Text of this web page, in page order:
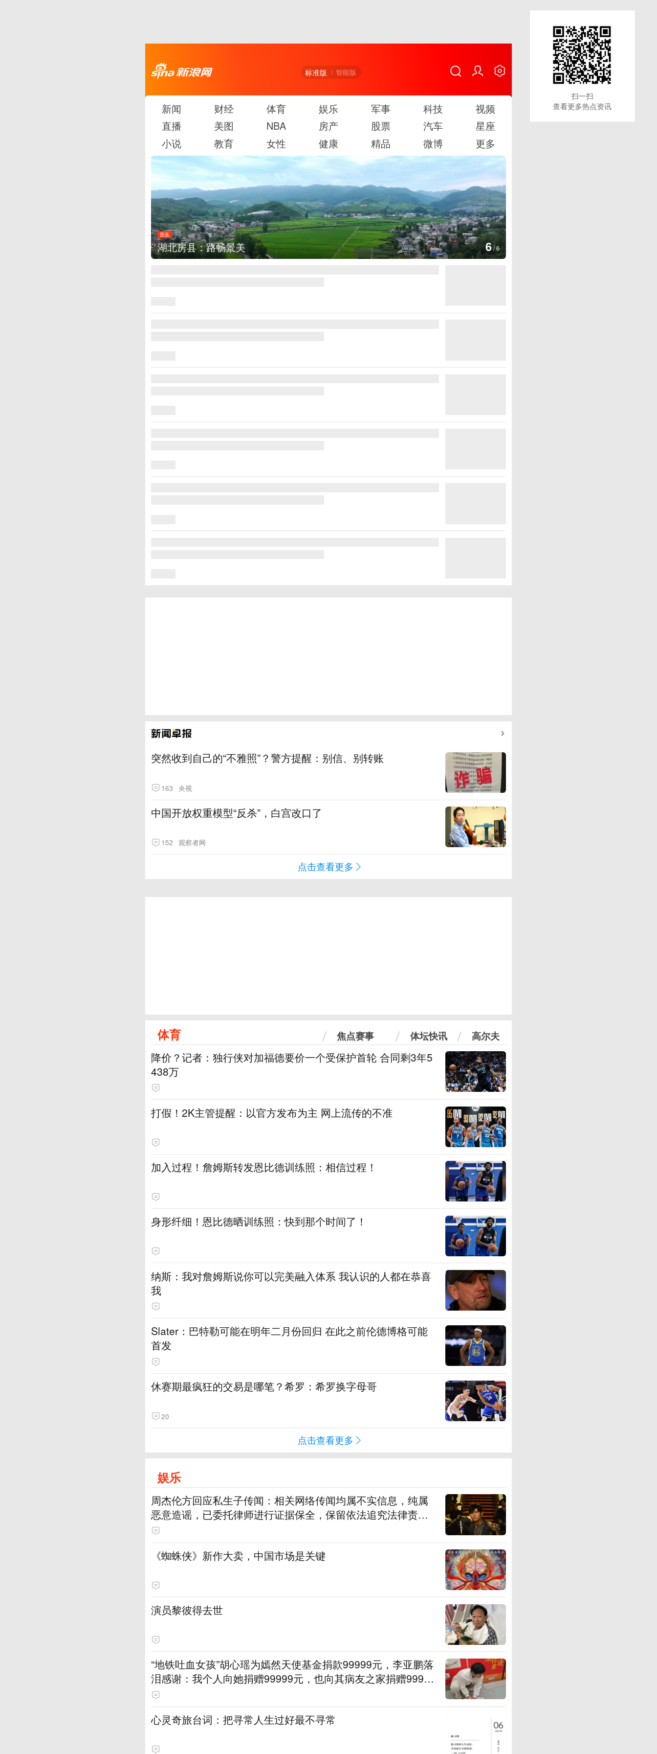
标准版 智能版
新闻 财经 体育 娱乐 军事 科技
视频
直播
美图 NBA 房产 股票 汽车
星座
小说
教育 女性 健康 精品 微博 更多
图集
德国：巴特施瓦尔巴赫森林野火 1/6
突然收到自己的“不雅照”？警方提醒：别信、别转账
163 央视
中国开放权重模型“反杀”，白宫改口了
152 观察者网
点击查看更多
体育 焦点赛事 体坛快讯 高尔夫
降价？记者：独行侠对加福德要价一个受保护首轮 合同剩3年5
438万
打假！2K主管提醒：以官方发布为主 网上流传的不准
加入过程！詹姆斯转发恩比德训练照：相信过程！
身形纤细！恩比德晒训练照：快到那个时间了！
纳斯：我对詹姆斯说你可以完美融入体系 我认识的人都在恭喜
我
Slater：巴特勒可能在明年二月份回归 在此之前伦德博格可能
首发
休赛期最疯狂的交易是哪笔？希罗：希罗换字母哥
20
点击查看更多
娱乐
周杰伦方回应私生子传闻：相关网络传闻均属不实信息，纯属
恶意造谣，已委托律师进行证据保全，保留依法追究法律责任
的全部权利
《蜘蛛侠》新作大卖，中国市场是关键
演员黎彼得去世
“地铁吐血女孩”胡心瑶为嫣然天使基金捐款99999元，李亚鹏落
泪感谢：我个人向她捐赠99999元，也向其病友之家捐赠99999
元
心灵奇旅台词：把寻常人生过好最不寻常
扫一扫
查看更多热点资讯
扫一扫
查看更多热点资讯